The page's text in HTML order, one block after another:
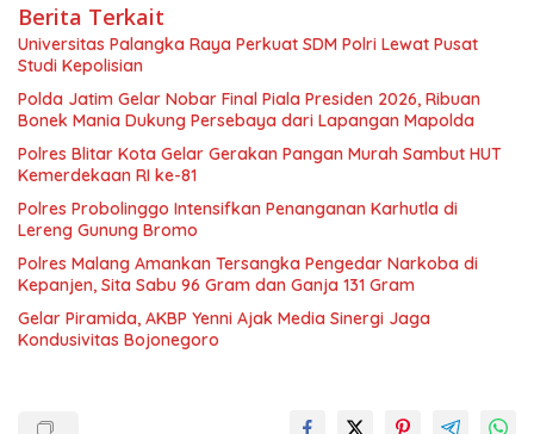
Berita Terkait
Universitas Palangka Raya Perkuat SDM Polri Lewat Pusat
Studi Kepolisian
Polda Jatim Gelar Nobar Final Piala Presiden 2026, Ribuan
Bonek Mania Dukung Persebaya dari Lapangan Mapolda
Polres Blitar Kota Gelar Gerakan Pangan Murah Sambut HUT
Kemerdekaan RI ke-81
Polres Probolinggo Intensifkan Penanganan Karhutla di
Lereng Gunung Bromo
Polres Malang Amankan Tersangka Pengedar Narkoba di
Kepanjen, Sita Sabu 96 Gram dan Ganja 131 Gram
Gelar Piramida, AKBP Yenni Ajak Media Sinergi Jaga
Kondusivitas Bojonegoro